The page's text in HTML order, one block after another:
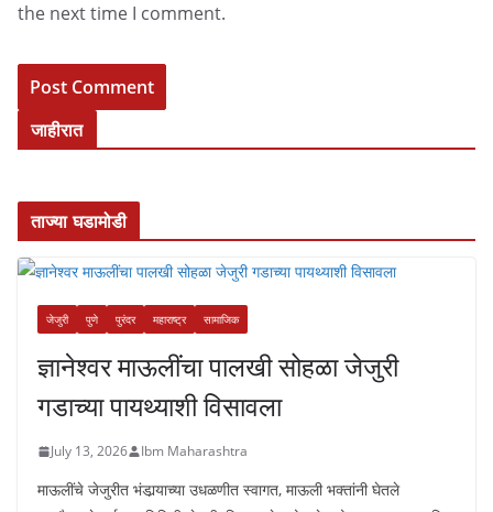
the next time I comment.
जाहीरात
ताज्या घडामोडी